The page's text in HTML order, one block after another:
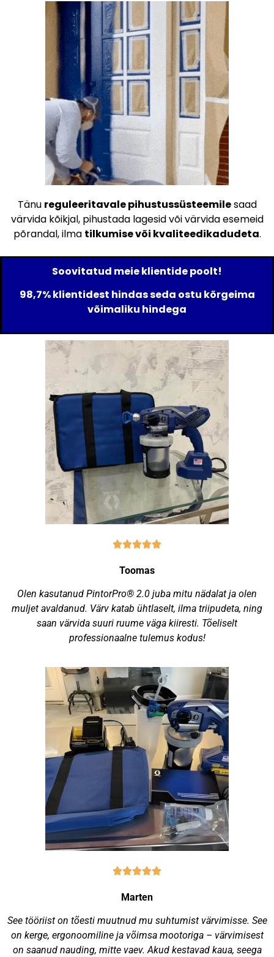
Tänu reguleeritavale pihustussüsteemilesaad
värvida kõikjal, pihustada lagesid või värvida esemeid
põrandal, ilma tilkumise või kvaliteedikadudeta.
Soovitatud meie klientide poolt!
98,7% klientidest hindas seda ostu kõrgeima
võimaliku hindega
Toomas
Olen kasutanud PintorPro® 2.0 juba mitu nädalat ja olen
muljet avaldanud. Värv katab ühtlaselt, ilma triipudeta, ning
saan värvida suuri ruume väga kiiresti. Tõeliselt
professionaalne tulemus kodus!
Marten
See tööriist on tõesti muutnud mu suhtumist värvimisse. See
on kerge, ergonoomiline ja võimsa mootoriga – värvimisest
on saanud nauding, mitte vaev. Akud kestavad kaua, seega